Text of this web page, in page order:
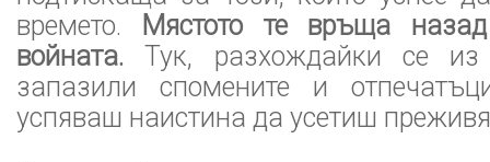
времето.
Мястото те връща
войната.Тук, разхождайки се из
запазили спомените и
успяваш наистина да усетиш